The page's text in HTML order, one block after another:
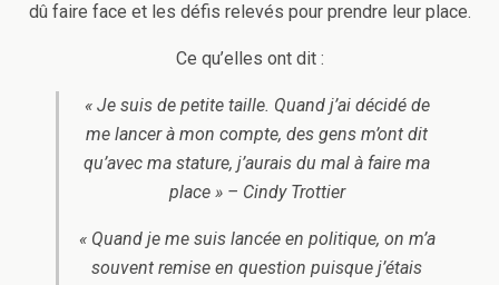
dû faire face et les défis relevés pour prendre leur place.
Ce qu’elles ont dit :
« Je suis de petite taille. Quand j’ai décidé de
me lancer à mon compte, des gens m’ont dit
qu’avec ma stature, j’aurais du mal à faire ma
place » – Cindy Trottier
« Quand je me suis lancée en politique, on m’a
souvent remise en question puisque j’étais